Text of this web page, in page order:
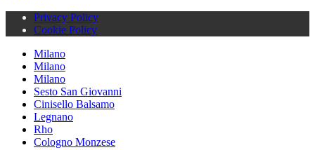
Privacy Policy
Cookie Policy
Milano
Milano
Milano
Sesto San Giovanni
Cinisello Balsamo
Legnano
Rho
Cologno Monzese